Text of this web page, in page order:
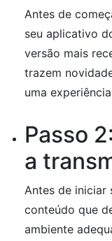
Antes de
seu aplicativo
versão mais
trazem
uma
Passo
a
Antes de iniciar
conteúdo que
ambiente